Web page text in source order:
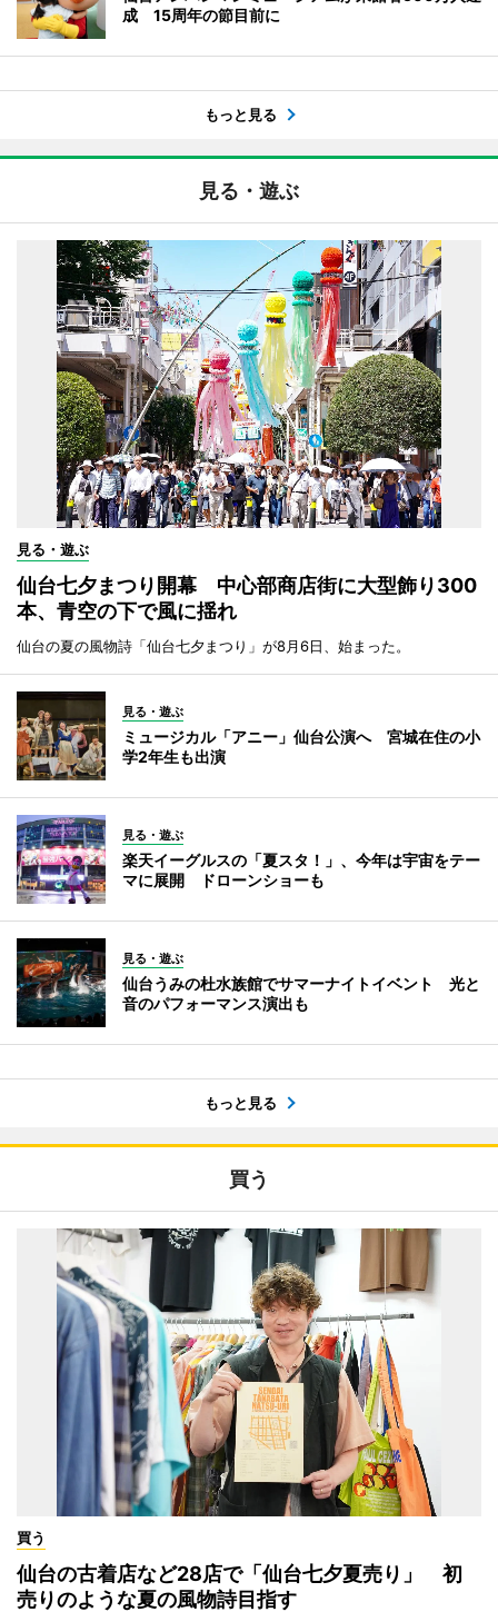
成 15周年の節目前に
もっと見る
見る・遊ぶ
見る・遊ぶ
仙台七夕まつり開幕 中心部商店街に大型飾り300
本、青空の下で風に揺れ
仙台の夏の風物詩「仙台七夕まつり」が8月6日、始まった。
見る・遊ぶ
ミュージカル「アニー」仙台公演へ 宮城在住の小
学2年生も出演
見る・遊ぶ
楽天イーグルスの「夏スタ！」、今年は宇宙をテー
マに展開 ドローンショーも
見る・遊ぶ
仙台うみの杜水族館でサマーナイトイベント 光と
音のパフォーマンス演出も
もっと見る
買う
買う
仙台の古着店など28店で「仙台七夕夏売り」 初
売りのような夏の風物詩目指す